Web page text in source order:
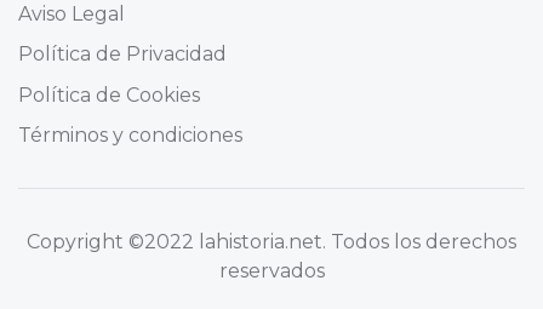
Aviso Legal
Política de Privacidad
Política de Cookies
Términos y condiciones
Copyright ©2022 lahistoria.net. Todos los derechos
reservados